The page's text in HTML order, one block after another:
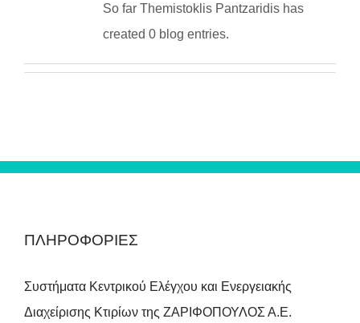
So far Themistoklis Pantzaridis has
created 0 blog entries.
ΠΛΗΡΟΦΟΡΙΕΣ
Συστήματα Κεντρικού Ελέγχου και Ενεργειακής
Διαχείρισης Κτιρίων της ΖΑΡΙΦΟΠΟΥΛΟΣ Α.Ε.